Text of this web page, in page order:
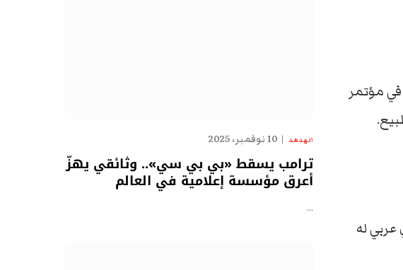
في مؤتمر
عربي له
الهدهد 10 نوفمبر، 2025
ترامب يسقط «بي بي سي».. وثائقي يهزّ
أعرق مؤسسة إعلامية في العالم
…